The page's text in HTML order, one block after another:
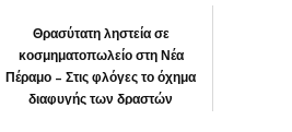
Θρασύτατη ληστεία σε
κοσμηματοπωλείο στη Νέα
Πέραμο – Στις φλόγες το όχημα
διαφυγής των δραστών